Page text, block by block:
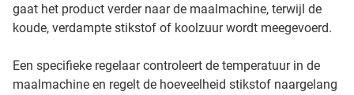
gaat het product verder naar de maalmachine, terwijl de
koude, verdampte stikstof of koolzuur wordt meegevoerd.
Een specifieke regelaar controleert de temperatuur in de
maalmachine en regelt de hoeveelheid stikstof naargelang